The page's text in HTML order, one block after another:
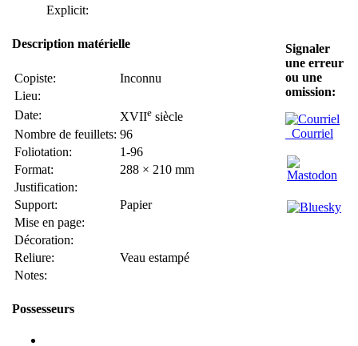
Explicit:
Description matérielle
Copiste:
Inconnu
Lieu:
Date:
XVIIe siècle
Nombre de feuillets: 96
Foliotation:
1-96
Format:
288 × 210 mm
Justification:
Support:
Papier
Mise en page:
Décoration:
Reliure:
Veau estampé
Notes:
Possesseurs
Signaler
une erreur
ou une
omission:
Courriel